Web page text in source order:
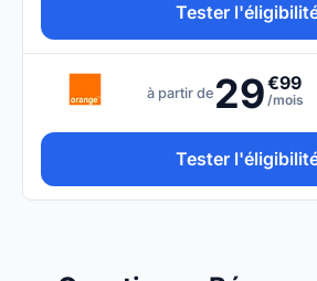
Tester
à partir de 29€99
/mois
Tester